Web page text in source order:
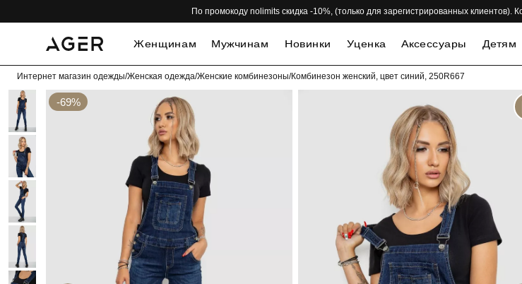
По промокоду nolimits скидка -10%, (только для зарегистрированных клиентов).
Женщинам Мужчинам Новинки Уценка Аксессуары Детям
Интернет магазин одежды/Женская одежда/Женские комбинезоны/Комбинезон женский, цвет синий, 250R667
-69%